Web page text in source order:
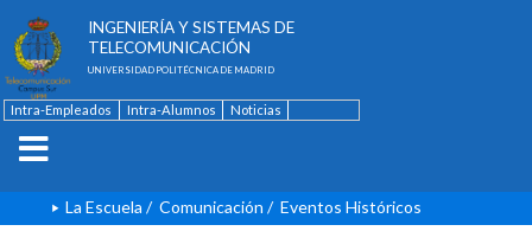
INGENIERÍA Y SISTEMAS DE
TELECOMUNICACIÓN
UNIVERSIDAD POLITÉCNICA DE MADRID
Intra-Empleados Intra-Alumnos
Noticias
La Escuela / Comunicación / Eventos Históricos